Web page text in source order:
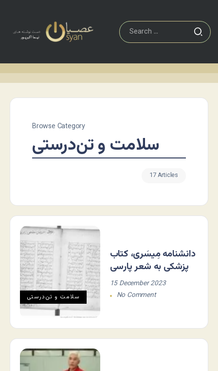
Browse Category
سلامت و تن‌درستی
17 Articles
سلامت و تن‌درستی
دانشنامه مِیسَری، کتاب
پزشکی به شعر پارسی
15 December 2023
No Comment